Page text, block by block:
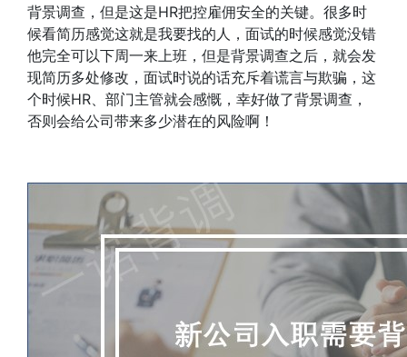
背景调查，但是这是HR把控雇佣安全的关键。很多时
候看简历感觉这就是我要找的人，面试的时候感觉没错
他完全可以下周一来上班，但是背景调查之后，就会发
现简历多处修改，面试时说的话充斥着谎言与欺骗，这
个时候HR、部门主管就会感慨，幸好做了背景调查，
否则会给公司带来多少潜在的风险啊！